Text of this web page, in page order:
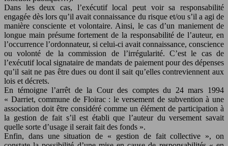
Dans les deux cas, l’exécutif local peut voir sa responsabilité
engagée dès lors qu’il avait connaissance du risque et/ou s’il a agi de
manière consciente et volontaire. Ainsi, le cas d’un maniement de
longue main présume fortement de la responsabilité de l’auteur, en
l’occurrence l’ordonnateur, si celui-ci avait connaissance, conscience
ou volonté de la commission de l’irrégularité. C’est le cas de
l’exécutif local signataire de mandats de paiement pour des dépenses
qu’il sait ne pas être dues ou dont il sait qu’elles contreviennent aux
lois et décrets.
En témoigne l’arrêt de la Cour des comptes du 24 mars 1994
« Darriet, commune de Floirac : le versement de subvention à une
association doit être considéré comme un élément de participation à
la gestion de fait s’il est établi que l’auteur du versement savait
quelle sorte d’usage il serait fait des fonds ».
Enfin, dans une situation de « gestion de fait collective », on